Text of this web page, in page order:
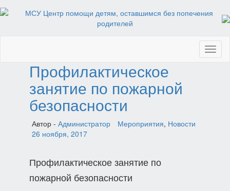
Профилактическое
занятие по пожарной
безопасности
Автор - Администратор Мероприятия, Новости
26 ноября, 2017
Профилактическое занятие по
пожарной безопасности